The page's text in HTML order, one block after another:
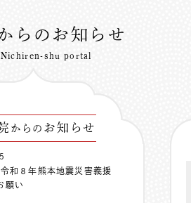
らのお知らせ
shu portal
からの お知らせ
令和８年熊本地震災害義援
願い